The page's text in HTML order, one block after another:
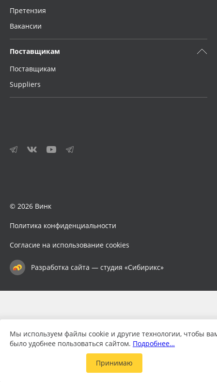
Претензия
Вакансии
Поставщикам
Поставщикам
Suppliers
© 2026 Винк
Политика конфиденциальности
Согласие на использование cookies
Разработка сайта — студия «Сибирикс»
Мы используем файлы cookie и другие технологии, чтобы
было удобнее пользоваться сайтом. Подробнее…
Принимаю